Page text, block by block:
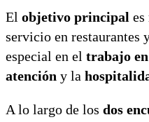
El objetivo principal
servicio en restaurantes
especial en el trabajo
atención y la
A lo largo de los dos